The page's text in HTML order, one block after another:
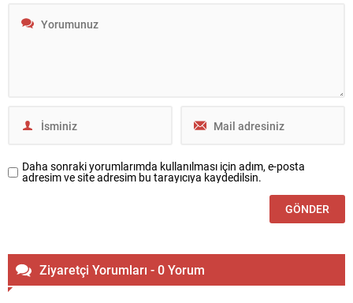
Daha sonraki yorumlarımda kullanılması için adım, e-posta
adresim ve site adresim bu tarayıcıya kaydedilsin.
Ziyaretçi Yorumları - 0 Yorum